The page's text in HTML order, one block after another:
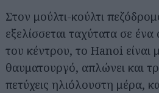
Στον μούλτι-κούλτι
εξελίσσεται ταχύτατα σε
του κέντρου, το Hanoi είναι
θαυματουργό, απλώνει και
πετύχεις ηλιόλουστη μέρα,